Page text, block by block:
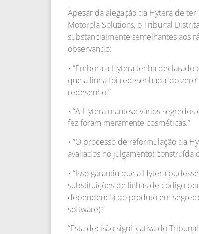
Apesar da alegação da Hytera de
Motorola Solutions, o Tribunal
substancialmente semelhantes aos
observando:
• “Embora a Hytera tenha
que a linha foi redesenhada ‘do
redesenho.”
• “A Hytera manteve vários
fez foram meramente cosméticas.”
• “O processo de reformulação da
avaliados no julgamento) construída
• “Isso garantiu que a Hytera
substituições de linhas de código
dependência do produto em
software).”
“Esta decisão significativa do